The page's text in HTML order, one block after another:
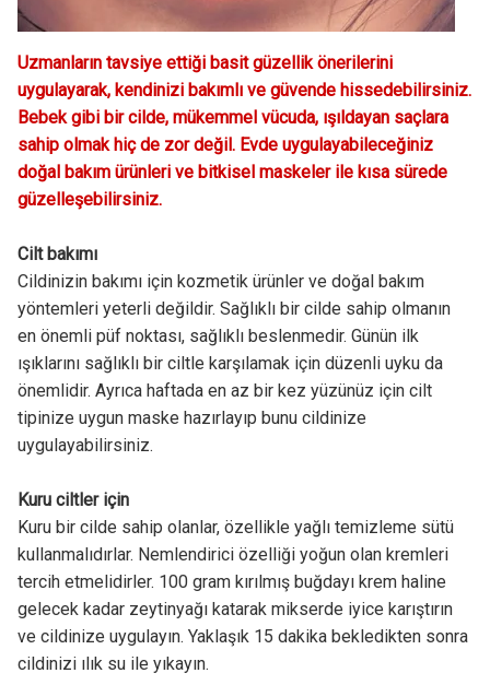
Uzmanların tavsiye ettiği basit güzellik önerilerini
uygulayarak, kendinizi bakımlı ve güvende hissedebilirsiniz.
Bebek gibi bir cilde, mükemmel vücuda, ışıldayan saçlara
sahip olmak hiç de zor değil. Evde uygulayabileceğiniz
doğal bakım ürünleri ve bitkisel maskeler ile kısa sürede
güzelleşebilirsiniz.
Cilt bakımı
Cildinizin bakımı için kozmetik ürünler ve doğal bakım
yöntemleri yeterli değildir. Sağlıklı bir cilde sahip olmanın
en önemli püf noktası, sağlıklı beslenmedir. Günün ilk
ışıklarını sağlıklı bir ciltle karşılamak için düzenli uyku da
önemlidir. Ayrıca haftada en az bir kez yüzünüz için cilt
tipinize uygun maske hazırlayıp bunu cildinize
uygulayabilirsiniz.
Kuru ciltler için
Kuru bir cilde sahip olanlar, özellikle yağlı temizleme sütü
kullanmalıdırlar. Nemlendirici özelliği yoğun olan kremleri
tercih etmelidirler. 100 gram kırılmış buğdayı krem haline
gelecek kadar zeytinyağı katarak mikserde iyice karıştırın
ve cildinize uygulayın. Yaklaşık 15 dakika bekledikten sonra
cildinizi ılık su ile yıkayın.